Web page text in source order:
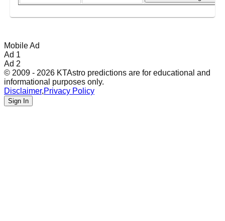
Mobile Ad
Ad 1
Ad 2
© 2009 - 2026 KTAstro predictions are for educational and
informational purposes only.
Disclaimer,Privacy Policy
Sign In